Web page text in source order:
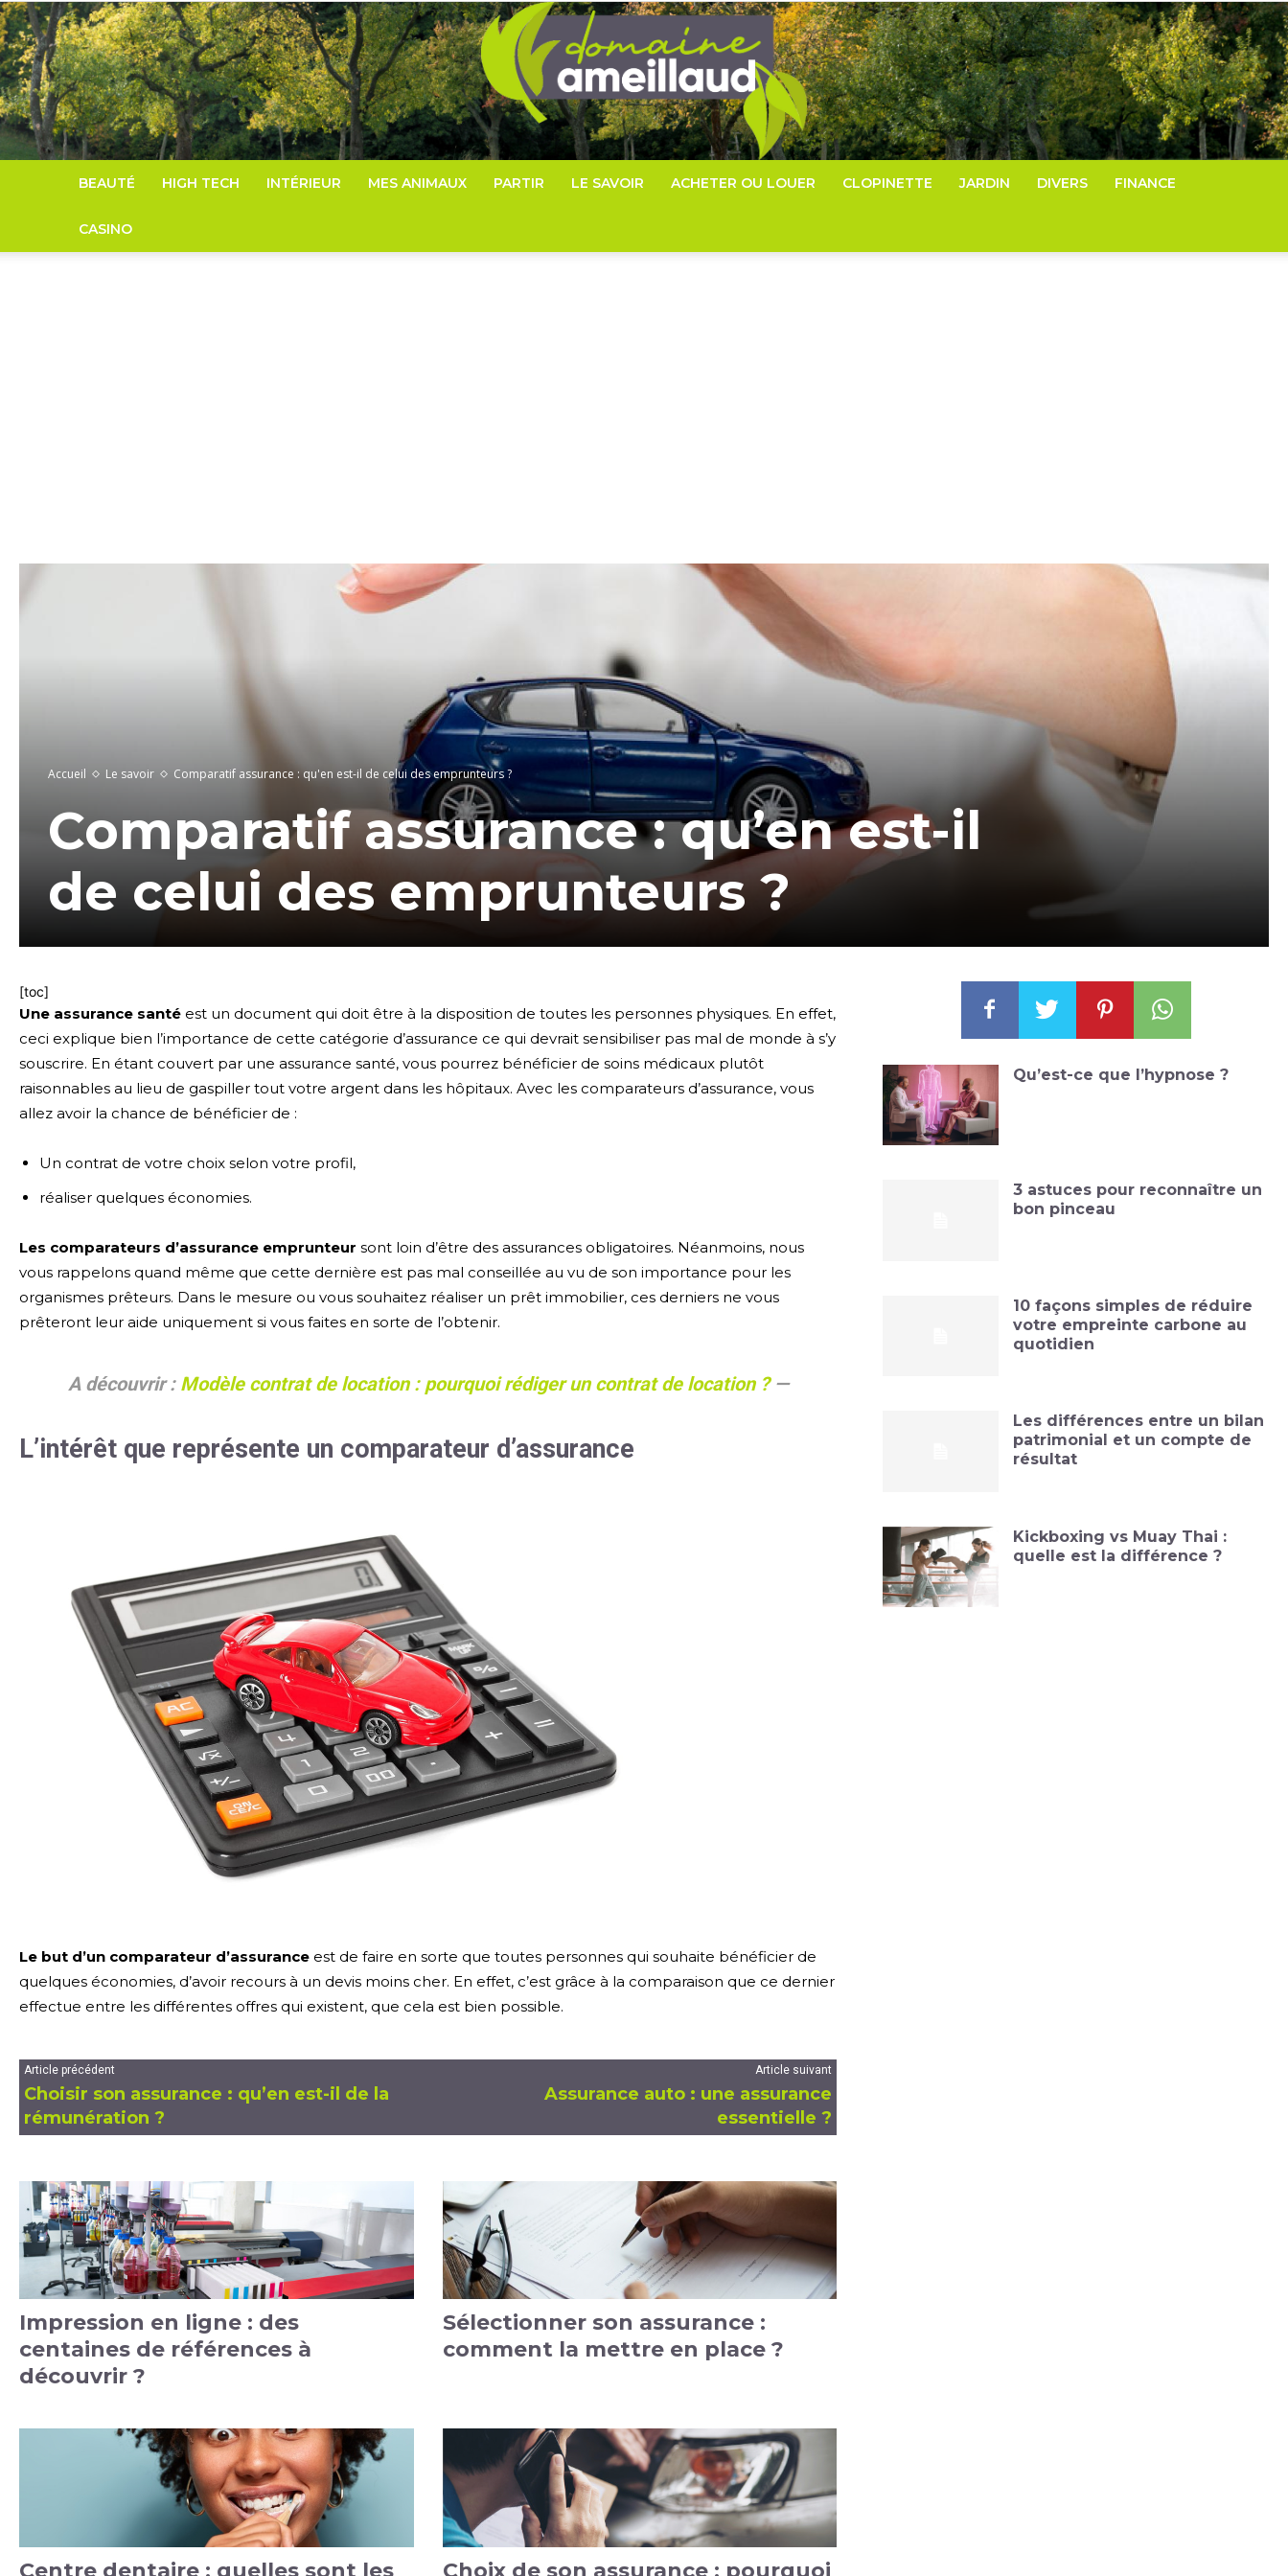
BEAUTÉ HIGH TECH INTÉRIEUR MES ANIMAUX PARTIR LE SAVOIR ACHETER OU LOUER CLOPINETTE JARDIN DIVERS FINANCE
CASINO
Accueil Le savoir Comparatif assurance : qu'en est-il de celui des emprunteurs ?
Comparatif assurance : qu’en est-il
de celui des emprunteurs ?
[toc]
Une assurance santé est un document qui doit être à la disposition de toutes les personnes physiques. En effet,
ceci explique bien l’importance de cette catégorie d’assurance ce qui devrait sensibiliser pas mal de monde à s’y
souscrire. En étant couvert par une assurance santé, vous pourrez bénéficier de soins médicaux plutôt
raisonnables au lieu de gaspiller tout votre argent dans les hôpitaux. Avec les comparateurs d’assurance, vous
allez avoir la chance de bénéficier de :
Un contrat de votre choix selon votre profil,
réaliser quelques économies.
Les comparateurs d’assurance emprunteur sont loin d’être des assurances obligatoires. Néanmoins, nous
vous rappelons quand même que cette dernière est pas mal conseillée au vu de son importance pour les
organismes prêteurs. Dans le mesure ou vous souhaitez réaliser un prêt immobilier, ces derniers ne vous
prêteront leur aide uniquement si vous faites en sorte de l’obtenir.
A découvrir : Modèle contrat de location : pourquoi rédiger un contrat de location ?—
L’intérêt que représente un comparateur d’assurance
Le but d’un comparateur d’assurance est de faire en sorte que toutes personnes qui souhaite bénéficier de
quelques économies, d’avoir recours à un devis moins cher. En effet, c’est grâce à la comparaison que ce dernier
effectue entre les différentes offres qui existent, que cela est bien possible.
Article précédent
Choisir son assurance : qu’en est-il de la
rémunération ?
Article suivant
Assurance auto : une assurance
essentielle ?
Impression en ligne : des
centaines de références à
découvrir ?
Sélectionner son assurance :
comment la mettre en place ?
Centre dentaire : quelles sont les Choix de son assurance : pourquoi
Qu’est-ce que l’hypnose ?
3 astuces pour reconnaître un
bon pinceau
10 façons simples de réduire
votre empreinte carbone au
quotidien
Les différences entre un bilan
patrimonial et un compte de
résultat
Kickboxing vs Muay Thai :
quelle est la différence ?